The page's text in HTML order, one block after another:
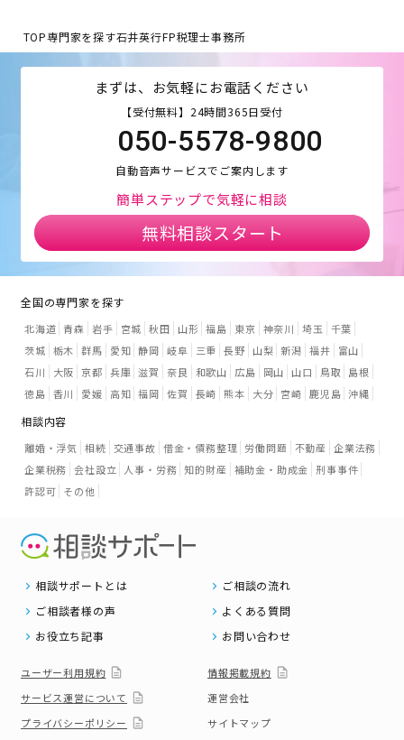
TOP専門家を探す石井英行FP税理士事務所
まずは、お気軽にお電話ください
【受付無料】24時間365日受付
050-5578-9800
自動音声サービスでご案内します
簡単ステップで気軽に相談
無料相談スタート
全国の専門家を探す
北海道 青森 岩手 宮城 秋田 山形 福島 東京 神奈川 埼玉
千葉
茨城 栃木 群馬 愛知 静岡 岐阜 三重 長野 山梨 新潟 福井
富山
石川
大阪 京都 兵庫 滋賀 奈良 和歌山 広島 岡山 山口 鳥取
島根
徳島 香川 愛媛 高知 福岡 佐賀 長崎 熊本 大分 宮崎 鹿児島 沖縄
相談内容
離婚・浮気 相続 交通事故 借金・債務整理 労働問題 不動産 企業法務
企業税務 会社設立 人事・労務 知的財産 補助金・助成金 刑事事件
許認可 その他
相談サポートとは
ご相談の流れ
ご相談者様の声
よくある質問
お役立ち記事
お問い合わせ
ユーザー利用規約
情報掲載規約
サービス運営について
運営会社
プライバシーポリシー
サイトマップ